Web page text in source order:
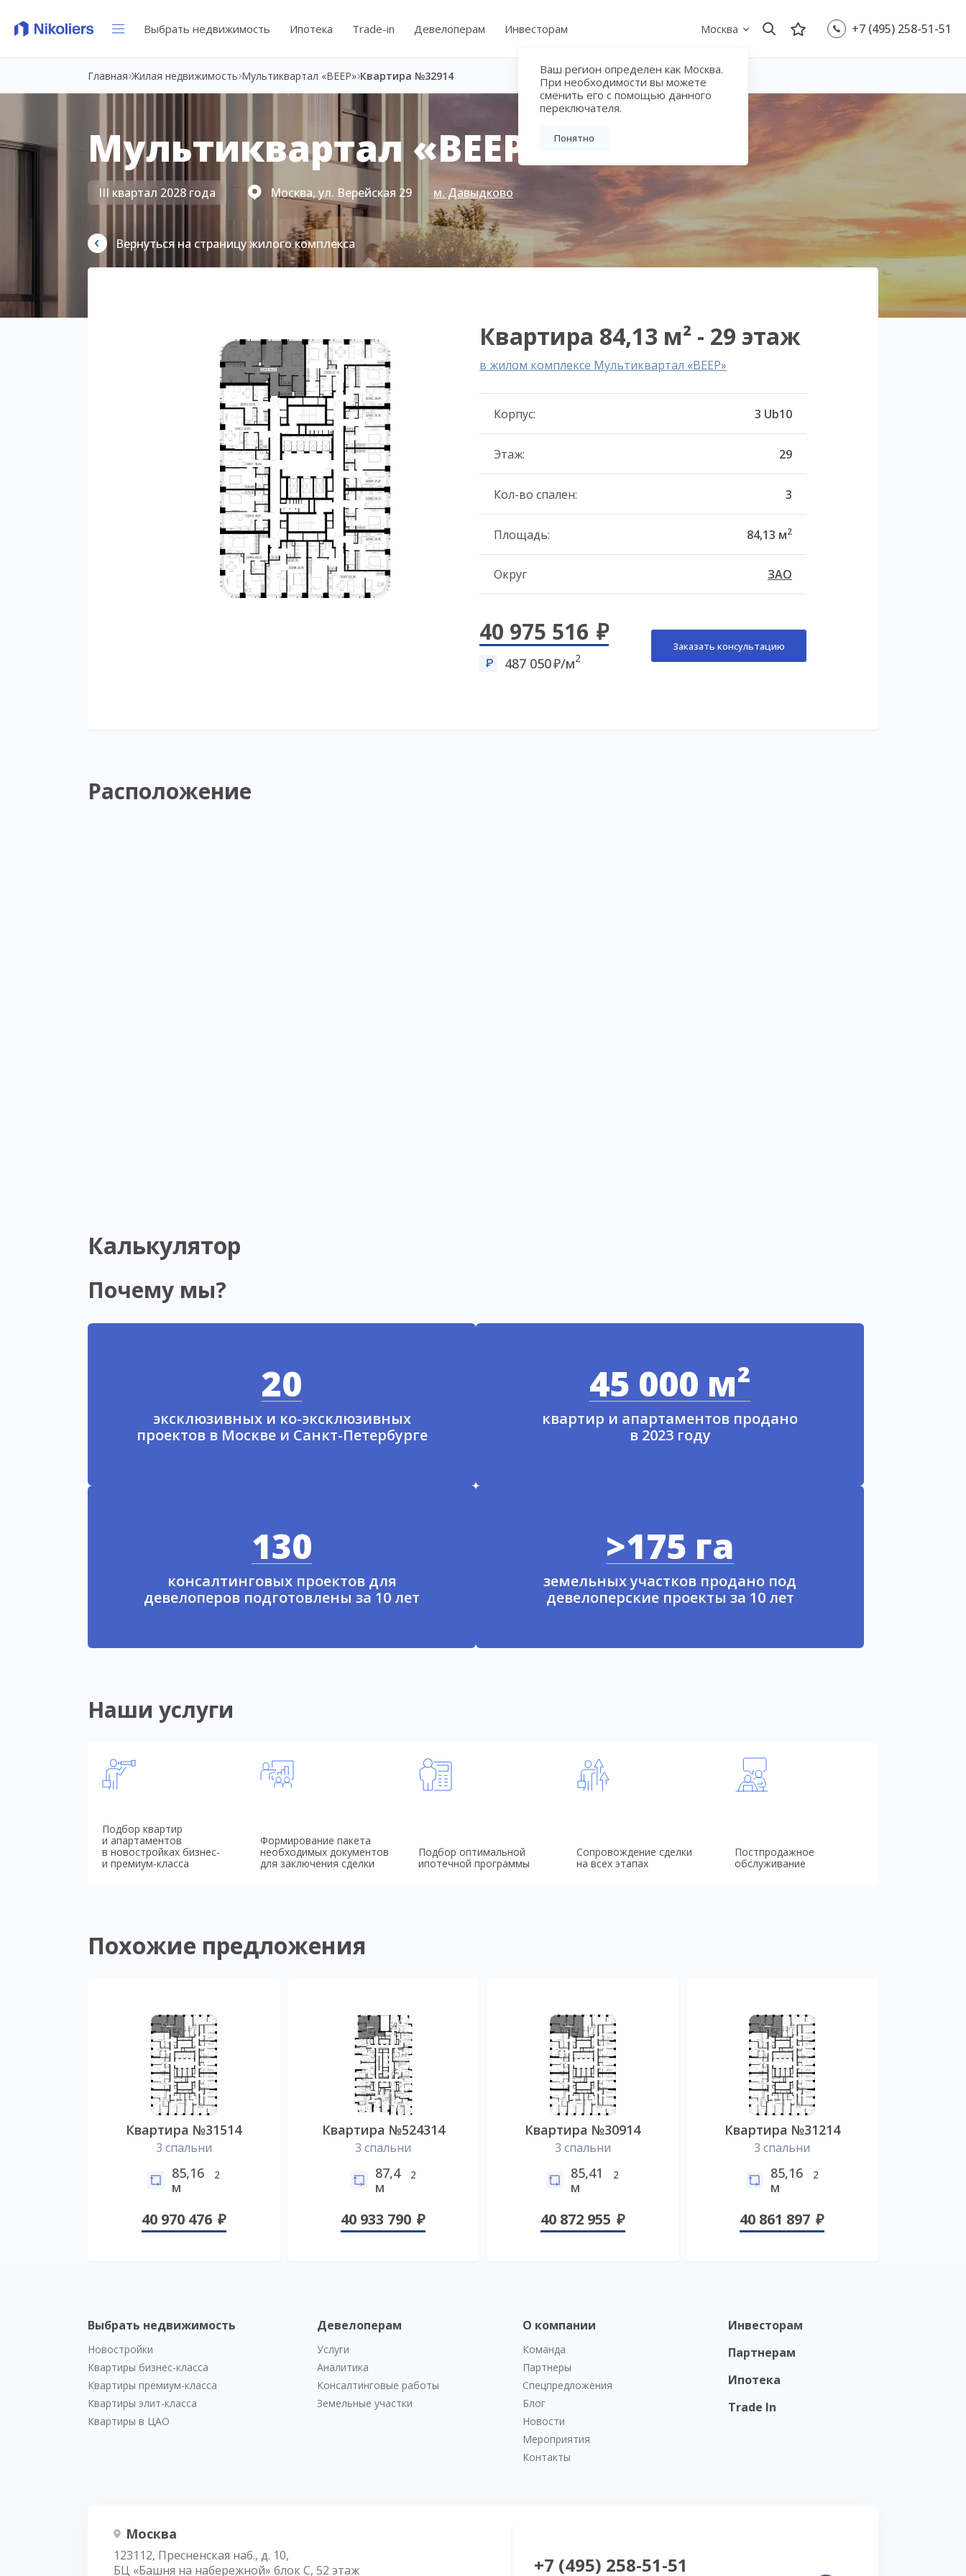
Выбрать недвижимость Ипотека Trade-in Девелоперам Инвесторам Москва
Ваш регион определен как Москва.
При необходимости вы можете
сменить его с помощью данного
переключателя.
Понятно
+7 (495) 258-51-51
Главная Жилая недвижимость Мультиквартал «ВЕЕР» Квартира №32914
Мультиквартал «ВЕЕР»
III квартал 2028 года Москва, ул. Верейская 29 м. Давыдково
Вернуться на страницу жилого комплекса
Квартира 84,13 м² - 29 этаж
в жилом комплексе Мультиквартал «ВЕЕР»
Корпус: 3 Ub10
Этаж: 29
Кол-во спален: 3
Площадь: 84,13 м2
Округ ЗАО
40 975 516
487 050 /м2
Заказать консультацию
Расположение
Калькулятор
Почему мы?
20
эксклюзивных и ко-эксклюзивных
проектов в Москве и Санкт-Петербурге
45 000 м²
квартир и апартаментов продано
в 2023 году
130
консалтинговых проектов для
девелоперов подготовлены за 10 лет
>175 га
земельных участков продано под
девелоперские проекты за 10 лет
Наши услуги
Подбор квартир
и апартаментов
в новостройках бизнес-
и премиум-класса
Формирование пакета
необходимых документов
для заключения сделки
Подбор оптимальной
ипотечной программы
Сопровождение сделки
на всех этапах
Постпродажное
обслуживание
Похожие предложения
Квартира №31514
3 спальни
85,16
м
2
40 970 476
Квартира №524314
3 спальни
87,4
м
2
40 933 790
Квартира №30914
3 спальни
85,41
м
2
40 872 955
Квартира №31214
3 спальни
85,16
м
2
40 861 897
Выбрать недвижимость
Новостройки
Квартиры бизнес-класса
Квартиры премиум-класса
Квартиры элит-класса
Квартиры в ЦАО
Девелоперам
Услуги
Аналитика
Консалтинговые работы
Земельные участки
О компании
Команда
Партнеры
Спецпредложения
Блог
Новости
Мероприятия
Контакты
Инвесторам
Партнерам
Ипотека
Trade In
Москва
123112, Пресненская наб., д. 10,
БЦ «Башня на набережной» блок С, 52 этаж
+7 (495) 258-51-51